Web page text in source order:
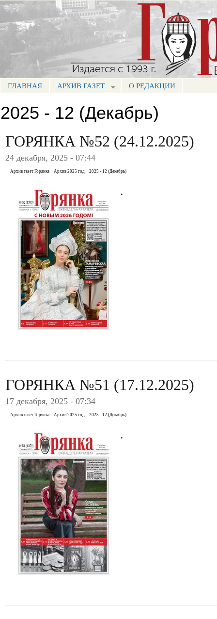
Портал СМИ КБР
МЕНЮ ГОРЯНКА
ГЛАВНАЯ АРХИВ ГАЗЕТ О РЕДАКЦИИ
2025 - 12 (Декабрь)
ГОРЯНКА №52 (24.12.2025)
24 декабря, 2025 - 07:44
Архив газет Горянка Архив 2025 год 2025 - 12 (Декабрь)
.
ГОРЯНКА №51 (17.12.2025)
17 декабря, 2025 - 07:34
Архив газет Горянка Архив 2025 год 2025 - 12 (Декабрь)
.